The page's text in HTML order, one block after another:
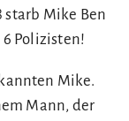
starb Mike Ben
6 Polizisten!
Mike.
Mann, der